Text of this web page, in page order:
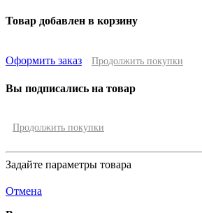
Товар добавлен в корзину
Оформить заказ Продолжить покупки
Вы подписались на товар
Продолжить покупки
Задайте параметры товара
Отмена